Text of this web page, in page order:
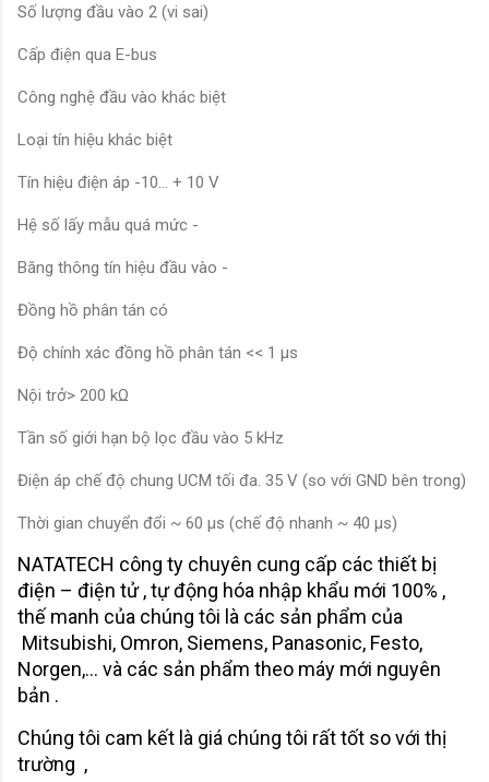
Số lượng đầu vào 2 (vi sai)
Cấp điện qua E-bus
Công nghệ đầu vào khác biệt
Loại tín hiệu khác biệt
Tín hiệu điện áp -10… + 10 V
Hệ số lấy mẫu quá mức -
Băng thông tín hiệu đầu vào -
Đồng hồ phân tán có
Độ chính xác đồng hồ phân tán << 1 µs
Nội trở> 200 kΩ
Tần số giới hạn bộ lọc đầu vào 5 kHz
Điện áp chế độ chung UCM tối đa. 35 V (so với GND bên trong)
Thời gian chuyển đổi ~ 60 µs (chế độ nhanh ~ 40 µs)
NATATECH công ty chuyên cung cấp các thiết bị
điện – điện tử , tự động hóa nhập khẩu mới 100% ,
thế manh của chúng tôi là các sản phẩm của
Mitsubishi, Omron, Siemens, Panasonic, Festo,
Norgen,… và các sản phẩm theo máy mới nguyên
bản .
Chúng tôi cam kết là giá chúng tôi rất tốt so với thị
trường ,